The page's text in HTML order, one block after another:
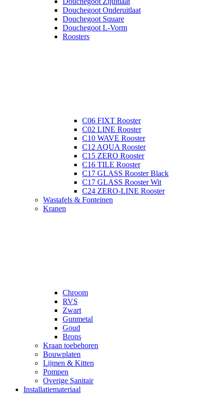
Douchegoot Onderuitlaat
Douchegoot Square
Douchegoot L-Vorm
Roosters
C06 FIXT Rooster
C02 LINE Rooster
C10 WAVE Rooster
C12 AQUA Rooster
C15 ZERO Rooster
C16 TILE Rooster
C17 GLASS Rooster Black
C17 GLASS Rooster Wit
C24 ZERO-LINE Rooster
Wastafels & Fonteinen
Kranen
Chroom
RVS
Zwart
Gunmetal
Goud
Brons
Kraan toebehoren
Bouwplaten
Lijmen & Kitten
Pompen
Overige Sanitair
Installatiemateriaal